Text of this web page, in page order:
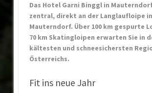
Das Hotel Garni Binggl in
zentral, direkt an der Langlaufloipe
Mauterndorf. Über 100 km gespurte
70 km Skatingloipen erwarten Sie in
kältesten und schneesichersten
Österreichs.
Fit ins neue Jahr